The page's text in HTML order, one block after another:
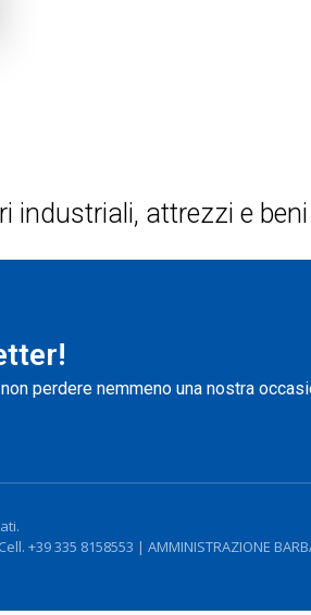
industriali, attrezzi e
perdere nemmeno una nostra
Cell. +39 335 8158553 | AMMINISTRAZIONE